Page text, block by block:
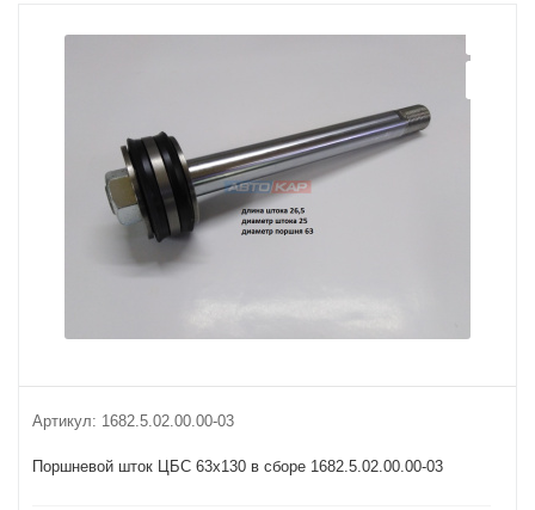
Артикул: 1682.5.02.00.00-03
Поршневой шток ЦБС 63х130 в сборе 1682.5.02.00.00-03